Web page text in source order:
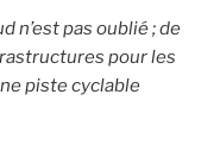
n’est pas oublié ; de
pour les
piste cyclable